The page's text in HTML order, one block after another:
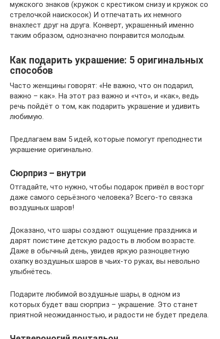
мужского знаков (кружок с крестиком снизу и кружок со
стрелочкой наискосок) И отпечатать их немного
внахлест друг на друга. Конверт, украшенный именно
таким образом, однозначно понравится молодым.
Как подарить украшение: 5 оригинальных
способов
Часто женщины говорят: «Не важно, что он подарил,
важно – как». На этот раз важно и «что», и «как», ведь
речь пойдёт о том, как подарить украшение и удивить
любимую.
Предлагаем вам 5 идей, которые помогут преподнести
украшение оригинально.
Сюрприз – внутри
Отгадайте, что нужно, чтобы подарок привёл в восторг
даже самого серьёзного человека? Всего-то связка
воздушных шаров!
Доказано, что шары создают ощущение праздника и
дарят поистине детскую радость в любом возрасте.
Даже в обычный день, увидев яркую разноцветную
охапку воздушных шаров в чьих-то руках, вы невольно
улыбнётесь.
Подарите любимой воздушные шары, в одном из
которых будет ваш сюрприз – украшение. Это станет
приятной неожиданностью, и радости не будет предела.